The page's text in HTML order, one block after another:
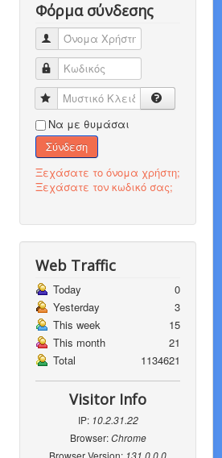
Φόρμα σύνδεσης
Όνομα Χρήστη
Κωδικός
Μυστικό Κλειδί
Να με θυμάσαι
Σύνδεση
Ξεχάσατε το όνομα χρήστη;
Ξεχάσατε τον κωδικό σας;
Web Traffic
Today
0
Yesterday
3
This week
15
This month
21
Total
1134621
Visitor Info
IP: 10.2.31.22
Browser:Chrome
Browser Version: 131.0.0.0